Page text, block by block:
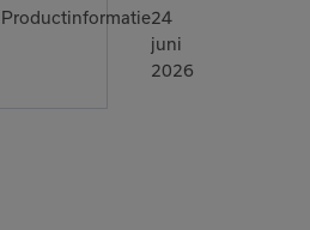
Productinformatie24
juni
2026